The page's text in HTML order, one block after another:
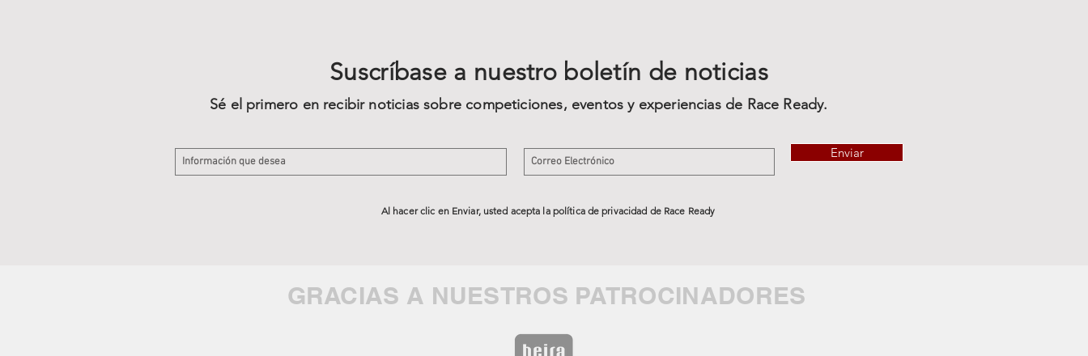
Suscríbase a nuestro boletín de noticias
Sé el primero en recibir noticias sobre competiciones, eventos y experiencias de Race Ready.
Enviar
Al hacer clic en Enviar, usted acepta la política de privacidad de Race Ready
GRACIAS A NUESTROS PATROCINADORES